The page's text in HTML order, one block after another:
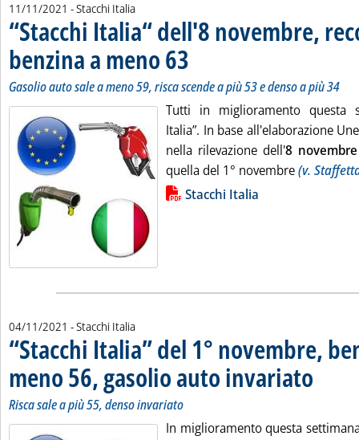
11/11/2021 - Stacchi Italia
“Stacchi Italia“ dell'8 novembre,
benzina a meno 63
Gasolio auto sale a meno 59, risca scende a più 53 e denso a più 34
Tutti in miglioramento questa
Italia”. In base all'elaborazione
nella rilevazione dell'8 novembre
quella del 1° novembre(v.
Lista allegati PDF alla notizia
Stacchi Italia
04/11/2021 - Stacchi Italia
“Stacchi Italia” del 1° novembre,
meno 56, gasolio auto invariato
Risca sale a più 55, denso invariato
In miglioramento questa